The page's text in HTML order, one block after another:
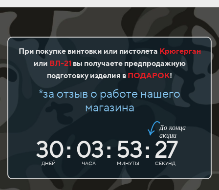
При покупке винтовки или пистолета Крюгерган
или ВЛ-21 вы получаете предпродажную
подготовку изделия в ПОДАРОК!
*за отзыв о работе нашего
магазина
До конца
акции
30:
ДНЕЙ
03:
ЧАСА
53:
МИНУТЫ
27
СЕКУНД